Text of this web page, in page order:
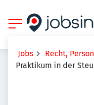
Jobs
Recht,
Praktikum in der